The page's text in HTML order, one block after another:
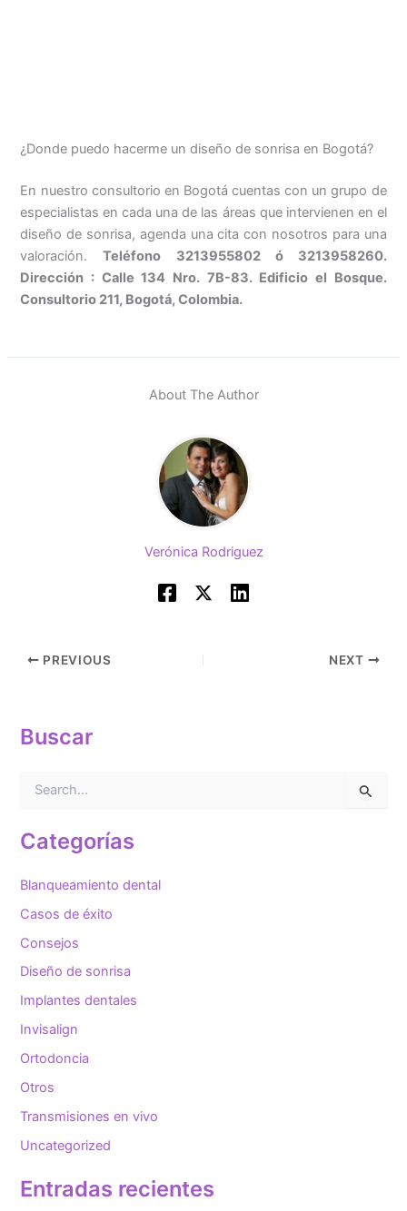
¿Donde puedo hacerme un diseño de sonrisa en Bogotá?
En nuestro consultorio en Bogotá cuentas con un grupo de
especialistas en cada una de las áreas que intervienen en el
diseño de sonrisa, agenda una cita con nosotros para una
valoración.Teléfono 3213955802 ó 3213958260.
Dirección : Calle 134 Nro. 7B-83. Edificio el Bosque.
Consultorio 211, Bogotá, Colombia.
About The Author
Verónica Rodriguez
PREVIOUS NEXT
Buscar
c
a
p
o
:
Categorías
Blanqueamiento dental
Casos de éxito
Consejos
Diseño de sonrisa
Implantes dentales
Invisalign
Ortodoncia
Otros
Transmisiones en vivo
Uncategorized
Entradas recientes